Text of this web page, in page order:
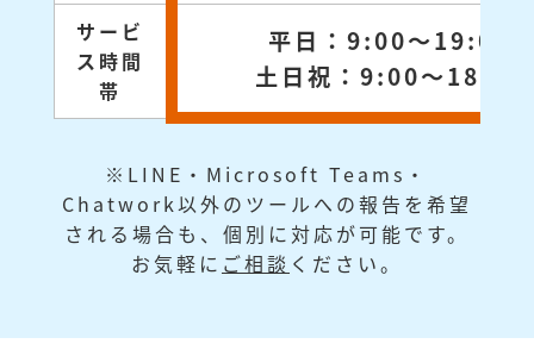
サービ
ス時間
帯
平日：9:00～19:00
土日祝：9:00～18:00
※LINE・Microsoft Teams・
Chatwork以外のツールへの報告を希望
される場合も、個別に対応が可能です。
お気軽に ご相談 ください。